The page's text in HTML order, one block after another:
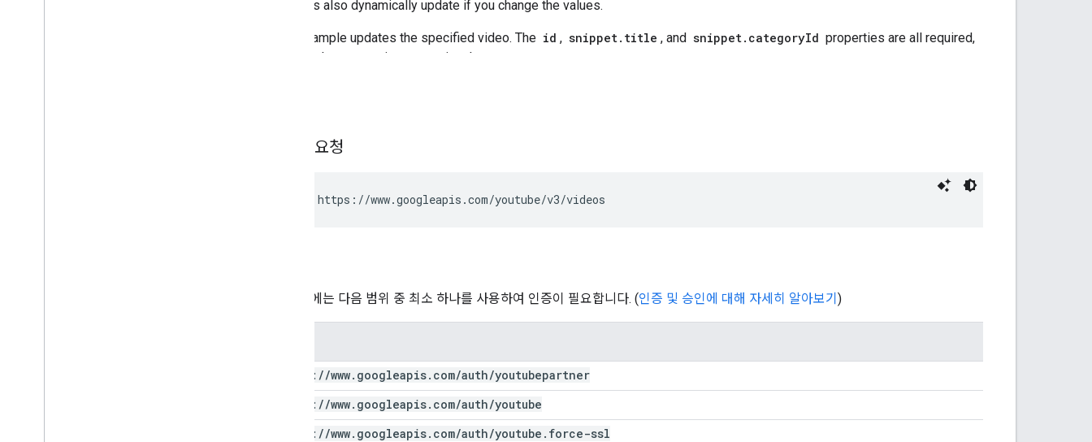
HTTP 요청
PUT https://www.googleapis.com/youtube/v3/videos
이 요청에는 다음 범위 중 최소 하나를 사용하여 인증이 필요합니다. (인증 및 승인에 대해 자세히 알아보기 )
https: //www. googleapis. com/auth/youtubepartner
https: //www. googleapis. com/auth/youtube
https: //www. googleapis. com/auth/youtube . force-ssl